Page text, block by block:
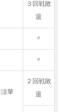
３回戦敗
退
〃
〃
華
２回戦敗
退